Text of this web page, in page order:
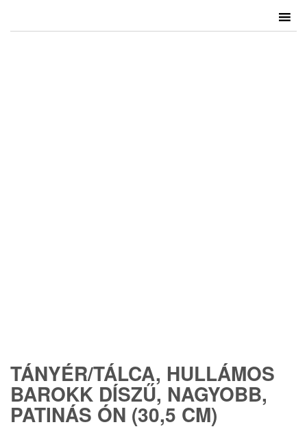
TÁNYÉR/TÁLCA, HULLÁMOS
BAROKK DÍSZŰ, NAGYOBB,
PATINÁS ÓN (30,5 CM)